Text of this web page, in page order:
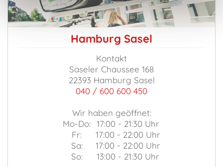
Hamburg Sasel
Kontakt
Saseler Chaussee 168
22393 Hamburg Sasel
040 / 600 600 450
Wir haben geöffnet:
Mo-Do:
17:00 - 21:30 Uhr
Fr:
17:00 - 22:00 Uhr
Sa:
17:00 - 22:00 Uhr
So:
13:00 - 21:30 Uhr